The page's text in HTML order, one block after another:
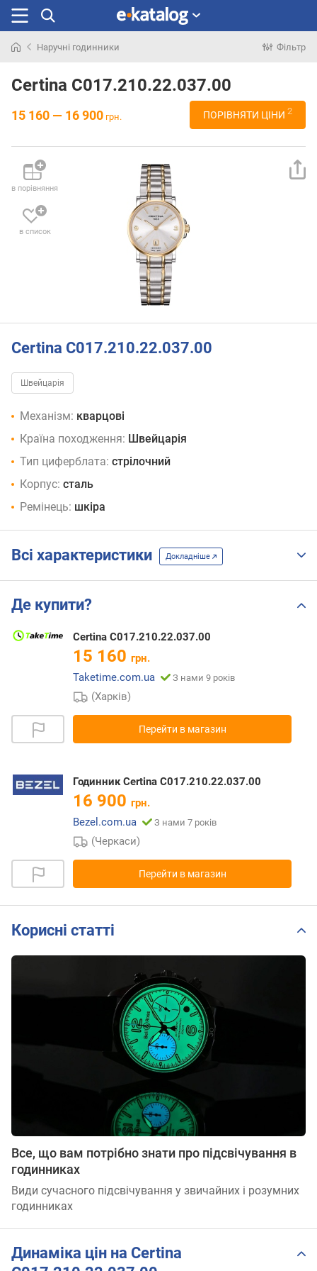
раніше
Наручні годинники Фільтр
Certina C017.210.22.037.00
15 160 — 16 900 грн. ПОРІВНЯТИ ЦІНИ 2
в порівняння
в список
Certina C017.210.22.037.00
Швейцарія
Механізм: кварцові
Країна походження: Швейцарія
Тип циферблата: стрілочний
Корпус: сталь
Ремінець: шкіра
Всі характеристики Докладніше
Де купити?
Certina C017.210.22.037.00
15 160 грн.
Taketime.com.ua
З нами 9 років
(Харків)
Перейти в магазин
Годинник Certina C017.210.22.037.00
16 900 грн.
Bezel.com.ua
З нами 7 років
(Черкаси)
Перейти в магазин
Корисні статті
Все, що вам потрібно знати про підсвічування в
годинниках
Види сучасного підсвічування у звичайних і розумних
годинниках
Динаміка цін на Certina